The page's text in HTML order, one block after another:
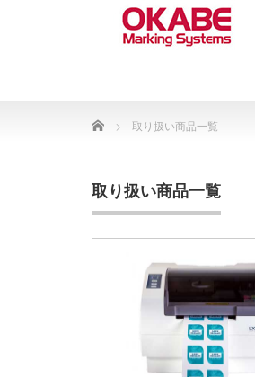
Home 取り扱い商品一覧
取り扱い商品一覧